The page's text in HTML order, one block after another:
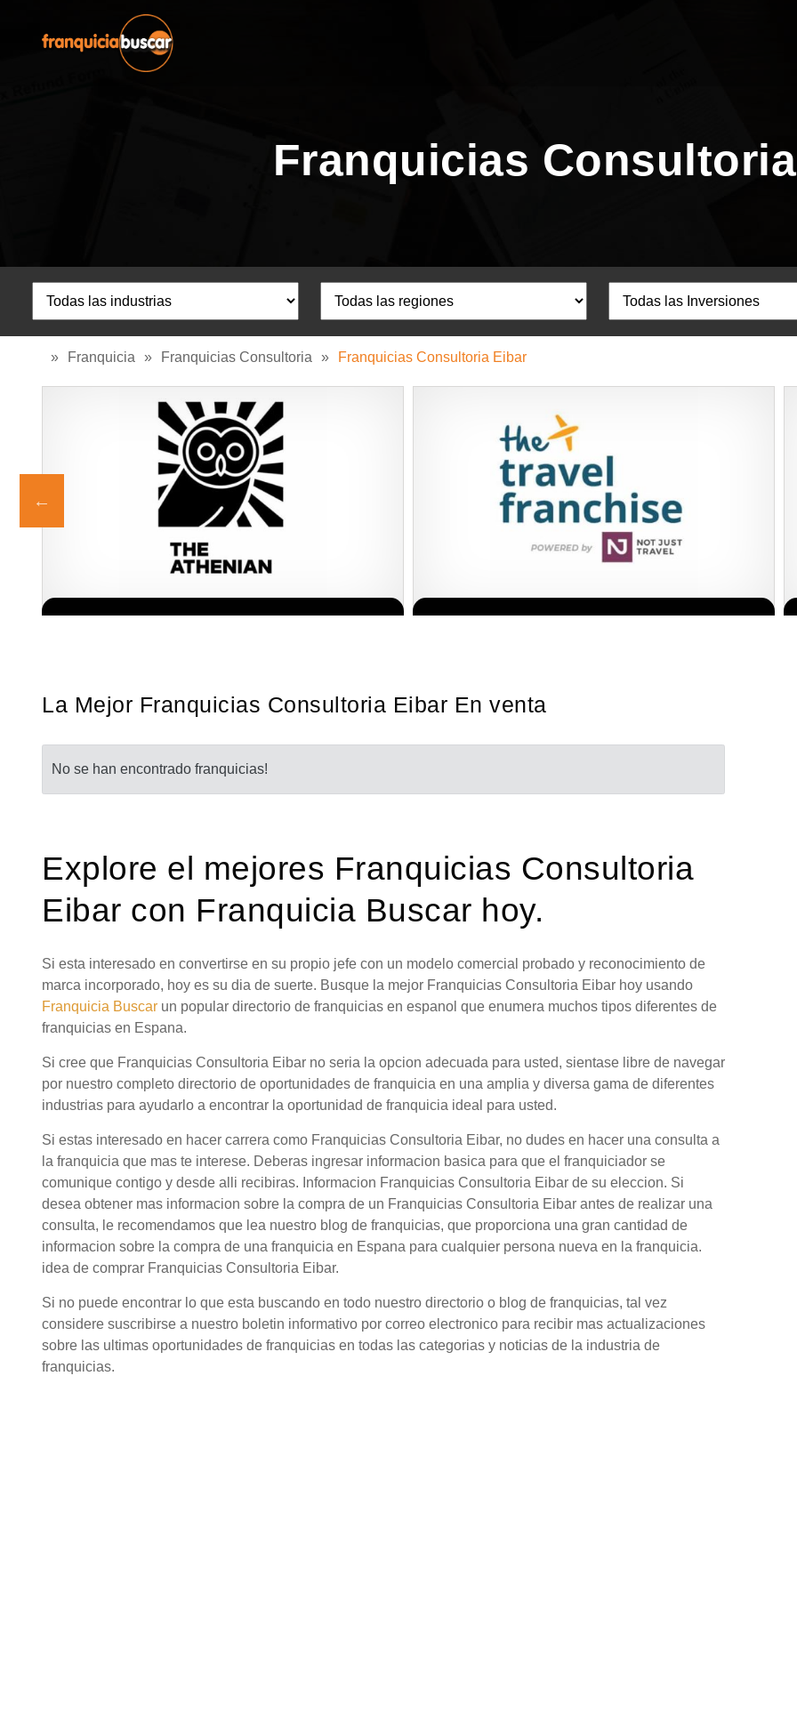
Franquicias
» Franquicia » Franquicias Consultoria » Franquicias Consultoria Eibar
La Mejor Franquicias Consultoria Eibar En venta
No se han encontrado franquicias!
Explore el mejores Franquicias Consultoria
Eibar con Franquicia Buscar hoy.
Si esta interesado en convertirse en su propio jefe con un modelo comercial probado y reconocimiento de
marca incorporado, hoy es su dia de suerte. Busque la mejor Franquicias Consultoria Eibar hoy usando
Franquicia Buscar un popular directorio de franquicias en espanol que enumera muchos tipos diferentes de
franquicias en Espana.
Si cree que Franquicias Consultoria Eibar no seria la opcion adecuada para usted, sientase libre de navegar
por nuestro completo directorio de oportunidades de franquicia en una amplia y diversa gama de diferentes
industrias para ayudarlo a encontrar la oportunidad de franquicia ideal para usted.
Si estas interesado en hacer carrera como Franquicias Consultoria Eibar, no dudes en hacer una consulta a
la franquicia que mas te interese. Deberas ingresar informacion basica para que el franquiciador se
comunique contigo y desde alli recibiras. Informacion Franquicias Consultoria Eibar de su eleccion. Si
desea obtener mas informacion sobre la compra de un Franquicias Consultoria Eibar antes de realizar una
consulta, le recomendamos que lea nuestro blog de franquicias, que proporciona una gran cantidad de
informacion sobre la compra de una franquicia en Espana para cualquier persona nueva en la franquicia.
idea de comprar Franquicias Consultoria Eibar.
Si no puede encontrar lo que esta buscando en todo nuestro directorio o blog de franquicias, tal vez
considere suscribirse a nuestro boletin informativo por correo electronico para recibir mas actualizaciones
sobre las ultimas oportunidades de franquicias en todas las categorias y noticias de la industria de
franquicias.